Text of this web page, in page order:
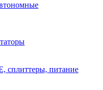
сплиттеры, питание